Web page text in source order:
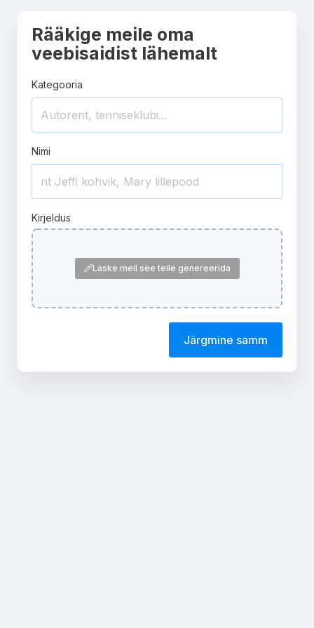
Rääkige meile oma
veebisaidist lähemalt
Kategooria
Nimi
Kirjeldus
Laske meil see teile genereerida
Järgmine samm